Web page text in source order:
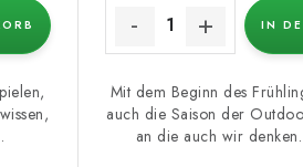
IN
Mit dem Beginn des
auch die Saison der
an die auch wir